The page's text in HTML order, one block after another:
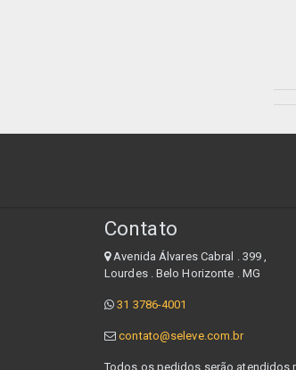
Contato
Avenida Álvares Cabral . 399 ,
Lourdes . Belo Horizonte . MG
31 3786-4001
contato@seleve.com.br
Todos os pedidos serão atendidos